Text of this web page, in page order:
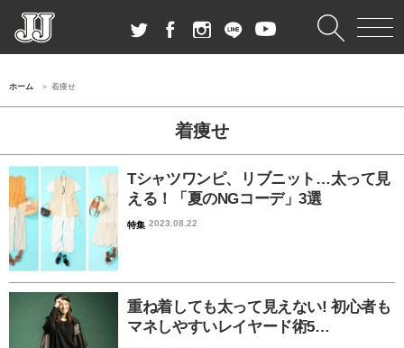
ホーム 着痩せ
着痩せ
Tシャツワンピ、リブニット…太って見
える！「夏のNGコーデ」3選
特集 2023.08.22
重ね着しても太って見えない! 初心者も
マネしやすいレイヤード術5…